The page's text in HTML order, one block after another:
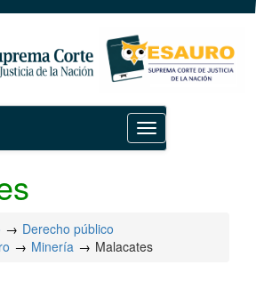
Toggle
navigation
Derecho público
Minería Malacates